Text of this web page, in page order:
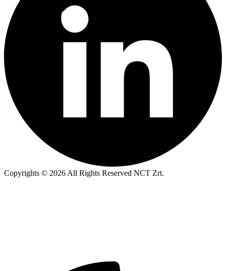
Copyrights © 2026 All Rights Reserved NCT Zrt.